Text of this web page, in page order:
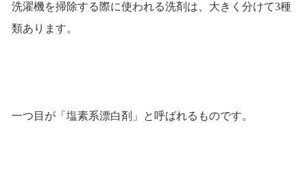
洗濯機を掃除する際に使われる洗剤は、大きく分けて3種
類あります。
一つ目が「塩素系漂白剤」と呼ばれるものです。